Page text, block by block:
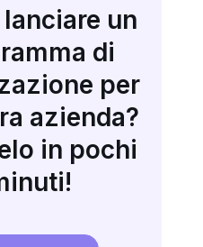
un
di
per
azienda?
in pochi